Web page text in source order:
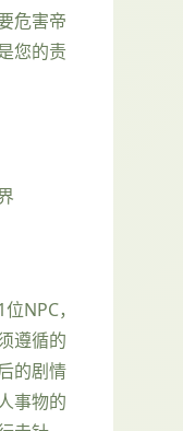
危害帝
您的责
NPC，
遵循的
的剧情
事物的